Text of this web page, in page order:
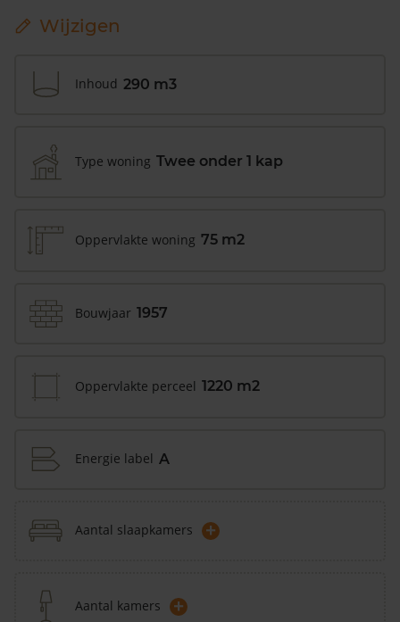
Wijzigen
Inhoud 290 m3
Type woning Twee onder 1 kap
Oppervlakte woning 75 m2
Bouwjaar 1957
Oppervlakte perceel 1220 m2
Energie label A
Aantal slaapkamers +
Aantal kamers +